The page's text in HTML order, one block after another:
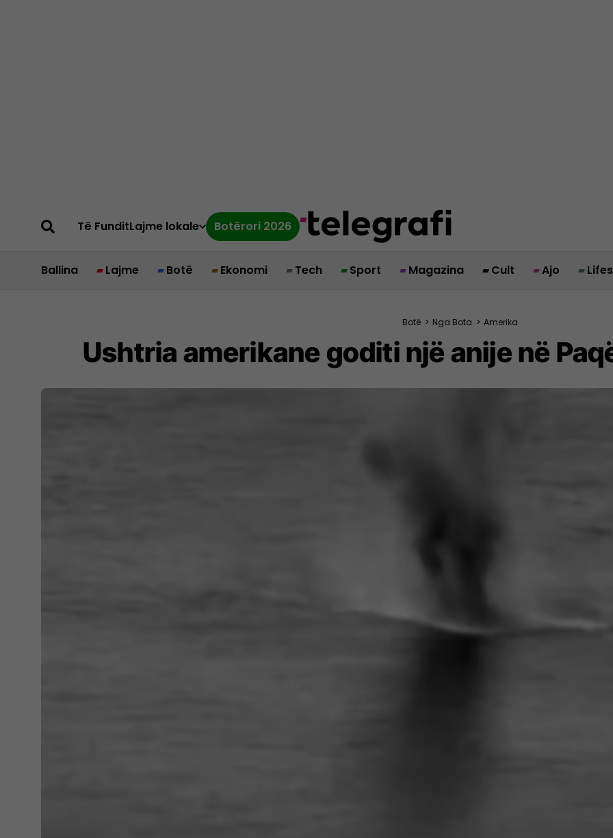
Të FunditLajme lokale Botërori 2026
Ballina Lajme Botë Ekonomi Tech Sport Magazina Cult Ajo
Botë > Nga Bota > Amerika
Ushtria amerikane goditi një anije në